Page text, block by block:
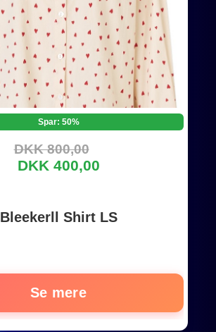
Spar: 50%
DKK 800,00
DKK 400,00
Bleekerll Shirt LS
Se mere